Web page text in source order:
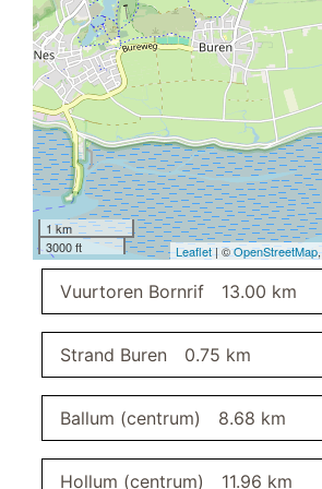
wasrek
vissen
wasmachine
roken verboden
bordspellen
betaling zonder contant geld
in een vakantiepark
vliegenhor
honden toegestaan
bowling
roken verboden
geschikt voor senioren
hondenbakjes
strijkijzer
fietsen
katten toegestaan
elektrische barbecue
Kinderstoel
dweilbaar vloeroppervlak
1 km
3000 ft
Leaflet| ©OpenStreetMap
Vuurtoren Bornrif 13.00 km
Strand Buren 0.75 km
Ballum (centrum) 8.68 km
Hollum (centrum) 11.96 km